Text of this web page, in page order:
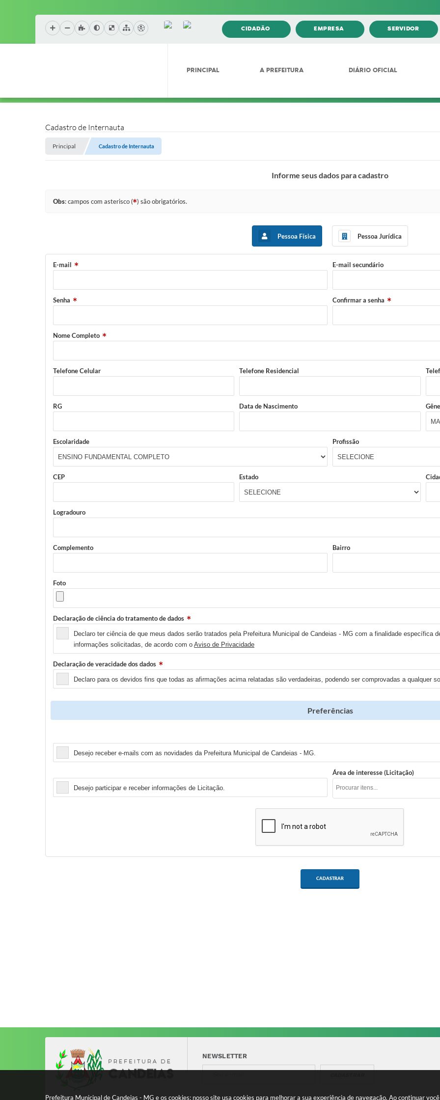
Prefeitura Municipal de Candeias - MG e os cookies: nosso site usa cookies para melhorar a sua experiência de navegação. Ao continuar
CIDADÃO EMPRESA SERVIDOR
PRINCIPAL A PREFEITURA DIÁRIO OFICIAL
Cadastro de Internauta
Principal Cadastro de Internauta
Informe seus dados para cadastro
Obs: campos com asterisco ( ) são obrigatórios.
Pessoa Física Pessoa Jurídica
E-mail E-mail secundário
Senha Confirmar a senha
Nome Completo
Telefone Celular Telefone Residencial
RG Data de Nascimento
Escolaridade Profissão
CEP Estado
Logradouro
Complemento Bairro
Foto
Declaração de ciência do tratamento de dados
Declaro ter ciência de que meus dados serão tratados pela Prefeitura Municipal de Candeias - MG com a finalidade específica
informações solicitadas, de acordo com o Aviso de Privacidade
Declaração de veracidade dos dados
Declaro para os devidos fins que todas as afirmações acima relatadas são verdadeiras, podendo ser comprovadas a qualquer
Preferências
Desejo receber e-mails com as novidades da Prefeitura Municipal de Candeias - MG.
Desejo participar e receber informações de Licitação.
Área de interesse (Licitação)
CADASTRAR
NEWSLETTER